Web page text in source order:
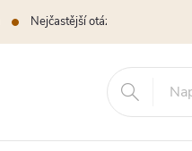
Nejčastější otázky